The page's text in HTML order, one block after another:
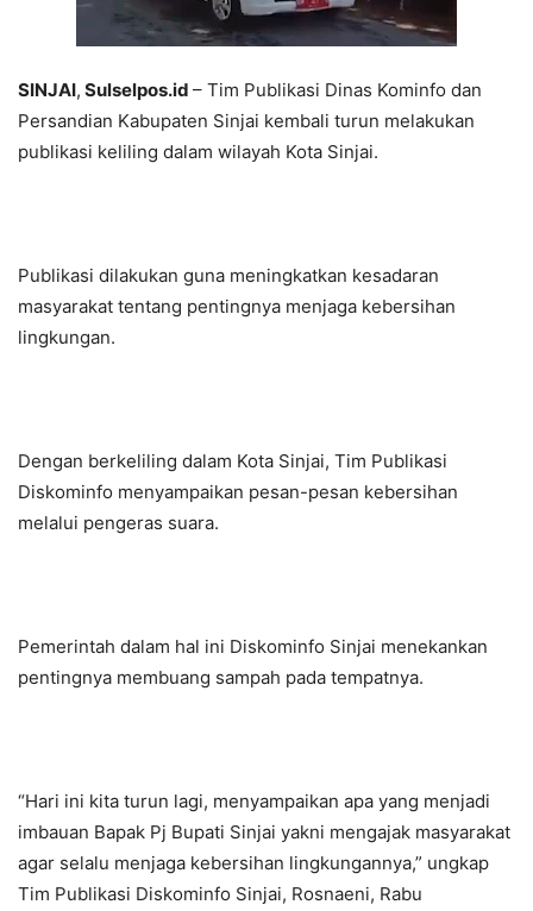
SINJAI, Sulselpos.id – Tim Publikasi Dinas Kominfo dan
Persandian Kabupaten Sinjai kembali turun melakukan
publikasi keliling dalam wilayah Kota Sinjai.
Publikasi dilakukan guna meningkatkan kesadaran
masyarakat tentang pentingnya menjaga kebersihan
lingkungan.
Dengan berkeliling dalam Kota Sinjai, Tim Publikasi
Diskominfo menyampaikan pesan-pesan kebersihan
melalui pengeras suara.
Pemerintah dalam hal ini Diskominfo Sinjai menekankan
pentingnya membuang sampah pada tempatnya.
“Hari ini kita turun lagi, menyampaikan apa yang menjadi
imbauan Bapak Pj Bupati Sinjai yakni mengajak masyarakat
agar selalu menjaga kebersihan lingkungannya,” ungkap
Tim Publikasi Diskominfo Sinjai, Rosnaeni, Rabu